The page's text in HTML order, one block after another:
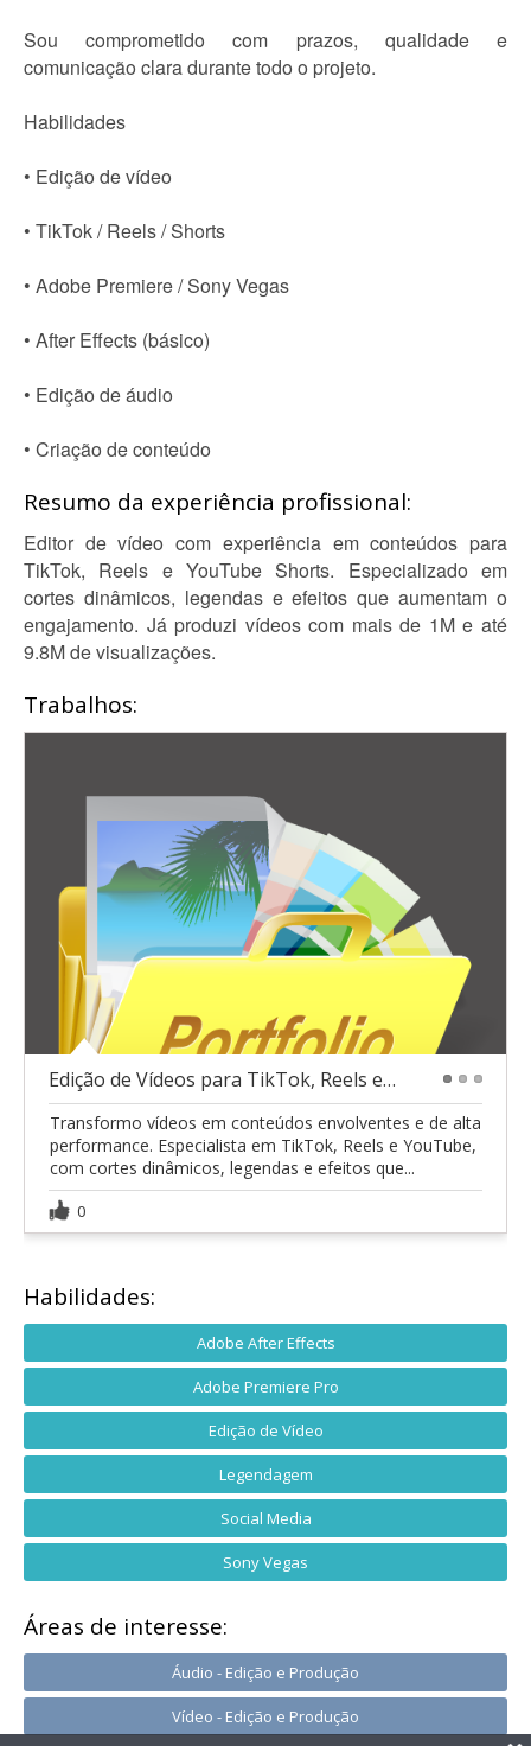
Sou comprometido com prazos, qualidade e
comunicação clara durante todo o projeto.
Habilidades
• Edição de vídeo
• TikTok / Reels / Shorts
• Adobe Premiere / Sony Vegas
• After Effects (básico)
• Edição de áudio
• Criação de conteúdo
Resumo da experiência profissional:
Editor de vídeo com experiência em conteúdos para
TikTok, Reels e YouTube Shorts. Especializado em
cortes dinâmicos, legendas e efeitos que aumentam o
engajamento. Já produzi vídeos com mais de 1M e até
9.8M de visualizações.
Trabalhos:
Edição de Vídeos para TikTok, Reels e YouTube (Alt
Transformo vídeos em conteúdos envolventes e de alta
performance. Especialista em TikTok, Reels e YouTube,
com cortes dinâmicos, legendas e efeitos que...
0
Habilidades:
Adobe After Effects
Adobe Premiere Pro
Edição de Vídeo
Legendagem
Social Media
Sony Vegas
Áreas de interesse:
Áudio - Edição e Produção
Vídeo - Edição e Produção